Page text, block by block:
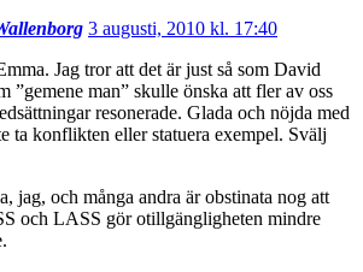
3 augusti, 2010 kl. 17:40
Jag tror att det är just så som David
”gemene man” skulle önska att fler av oss
resonerade. Glada och nöjda med
ta konflikten eller statuera exempel. Svälj
jag, och många andra är obstinata nog att
och LASS gör otillgängligheten mindre